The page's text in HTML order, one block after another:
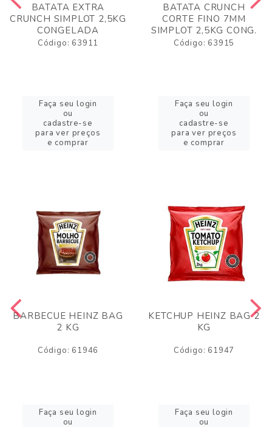
BATATA EXTRA
CRUNCH SIMPLOT 2,5KG
CONGELADA
Código: 63911
Faça seu login
ou
cadastre-se
para ver preços
e comprar
BATATA CRUNCH
CORTE FINO 7MM
SIMPLOT 2,5KG CONG.
Código: 63915
Faça seu login
ou
cadastre-se
para ver preços
e comprar
BARBECUE HEINZ BAG
2 KG
Código: 61946
Faça seu login
ou
KETCHUP HEINZ BAG 2
KG
Código: 61947
Faça seu login
ou